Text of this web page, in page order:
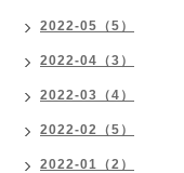
2022-05（5）
2022-04（3）
2022-03（4）
2022-02（5）
2022-01（2）